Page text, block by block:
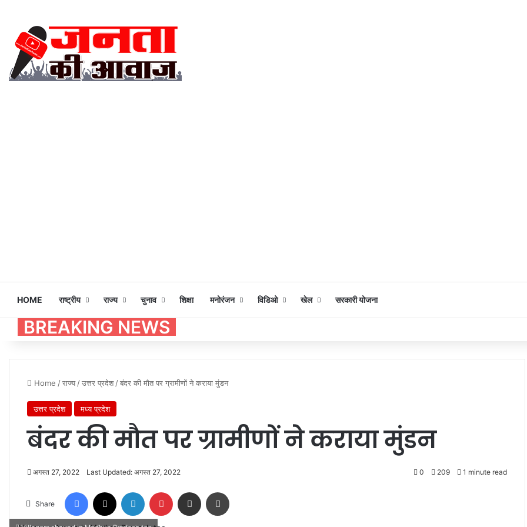
HOME राष्ट्रीय राज्य चुनाव शिक्षा मनोरंजन विडिओ खेल सरकारी योजना
BREAKING NEWS
Home /राज्य /उत्तर प्रदेश /बंदर की मौत पर ग्रामीणों ने कराया मुंडन
उत्तर प्रदेश मध्य प्रदेश
बंदर की मौत पर ग्रामीणों ने कराया मुंडन
अगस्त 27, 2022 Last Updated: अगस्त 27, 2022 0 209 1 minute read
Share
Facebook LinkedIn Pinterest Share via Email